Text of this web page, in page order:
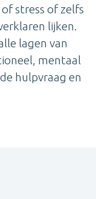
stress of zelfs
lijken.
lagen van
mentaal
hulpvraag en